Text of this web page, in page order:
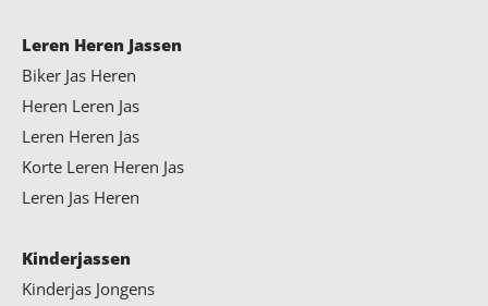
Leren Heren Jassen
Biker Jas Heren
Heren Leren Jas
Leren Heren Jas
Korte Leren Heren Jas
Leren Jas Heren
Kinderjassen
Kinderjas Jongens